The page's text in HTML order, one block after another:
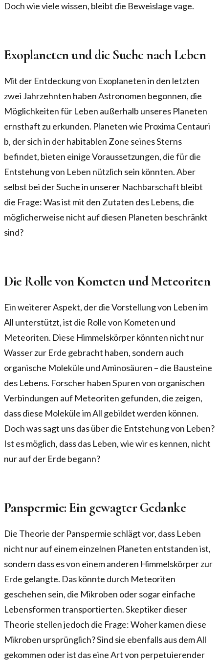
Doch wie viele wissen, bleibt die Beweislage vage.
Exoplaneten und die Suche nach Leben
Mit der Entdeckung von Exoplaneten in den letzten
zwei Jahrzehnten haben Astronomen begonnen, die
Möglichkeiten für Leben außerhalb unseres Planeten
ernsthaft zu erkunden. Planeten wie Proxima Centauri
b, der sich in der habitablen Zone seines Sterns
befindet, bieten einige Voraussetzungen, die für die
Entstehung von Leben nützlich sein könnten. Aber
selbst bei der Suche in unserer Nachbarschaft bleibt
die Frage: Was ist mit den Zutaten des Lebens, die
möglicherweise nicht auf diesen Planeten beschränkt
sind?
Die Rolle von Kometen und Meteoriten
Ein weiterer Aspekt, der die Vorstellung von Leben im
All unterstützt, ist die Rolle von Kometen und
Meteoriten. Diese Himmelskörper könnten nicht nur
Wasser zur Erde gebracht haben, sondern auch
organische Moleküle und Aminosäuren – die Bausteine
des Lebens. Forscher haben Spuren von organischen
Verbindungen auf Meteoriten gefunden, die zeigen,
dass diese Moleküle im All gebildet werden können.
Doch was sagt uns das über die Entstehung von Leben?
Ist es möglich, dass das Leben, wie wir es kennen, nicht
nur auf der Erde begann?
Panspermie: Ein gewagter Gedanke
Die Theorie der Panspermie schlägt vor, dass Leben
nicht nur auf einem einzelnen Planeten entstanden ist,
sondern dass es von einem anderen Himmelskörper zur
Erde gelangte. Das könnte durch Meteoriten
geschehen sein, die Mikroben oder sogar einfache
Lebensformen transportierten. Skeptiker dieser
Theorie stellen jedoch die Frage: Woher kamen diese
Mikroben ursprünglich? Sind sie ebenfalls aus dem All
gekommen oder ist das eine Art von perpetuierender